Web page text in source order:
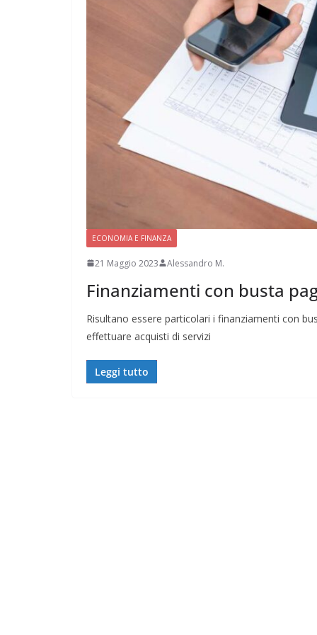
ECONOMIA E FINANZA
21 Maggio 2023 Alessandro M.
Finanziamenti con busta
Risultano essere particolari i finanziamenti con
effettuare acquisti di servizi
Leggi tutto